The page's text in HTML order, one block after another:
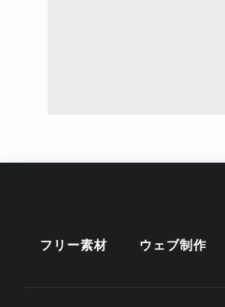
フリー素材 ウェブ制作